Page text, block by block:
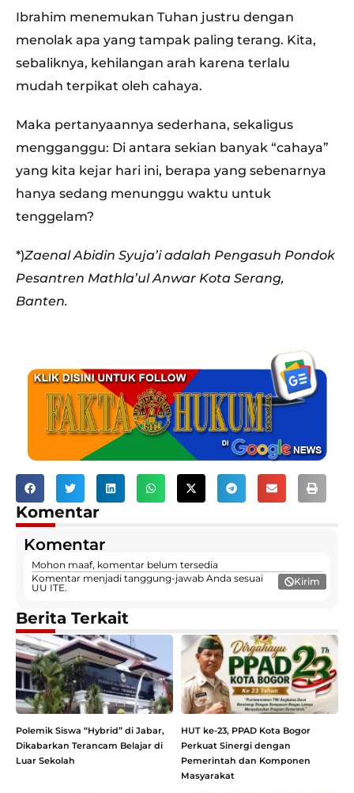
Ibrahim menemukan Tuhan justru dengan
menolak apa yang tampak paling terang. Kita,
sebaliknya, kehilangan arah karena terlalu
mudah terpikat oleh cahaya.
Maka pertanyaannya sederhana, sekaligus
mengganggu: Di antara sekian banyak “cahaya”
yang kita kejar hari ini, berapa yang sebenarnya
hanya sedang menunggu waktu untuk
tenggelam?
*)Zaenal Abidin Syuja’i adalah Pengasuh Pondok
Pesantren Mathla’ul Anwar Kota Serang,
Banten.
Komentar
Komentar
Mohon maaf, komentar belum tersedia
Komentar menjadi tanggung-jawab Anda sesuai
UU ITE.
Kirim
Berita Terkait
Polemik Siswa “Hybrid” di Jabar,
Dikabarkan Terancam Belajar di
Luar Sekolah
HUT ke-23, PPAD Kota Bogor
Perkuat Sinergi dengan
Pemerintah dan Komponen
Masyarakat